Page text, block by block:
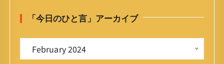
:
「今日のひと言」アーカイブ
February 2024